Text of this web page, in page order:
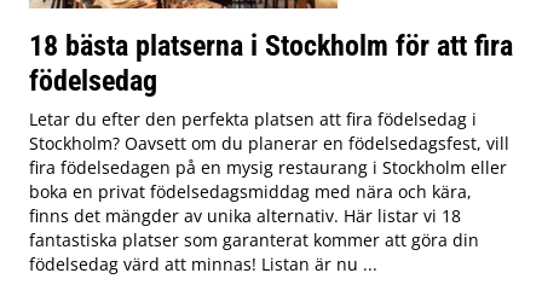
18 bästa platserna i Stockholm för att fira
födelsedag
Letar du efter den perfekta platsen att fira födelsedag i
Stockholm? Oavsett om du planerar en födelsedagsfest, vill
fira födelsedagen på en mysig restaurang i Stockholm eller
boka en privat födelsedagsmiddag med nära och kära,
finns det mängder av unika alternativ. Här listar vi 18
fantastiska platser som garanterat kommer att göra din
födelsedag värd att minnas! Listan är nu ...